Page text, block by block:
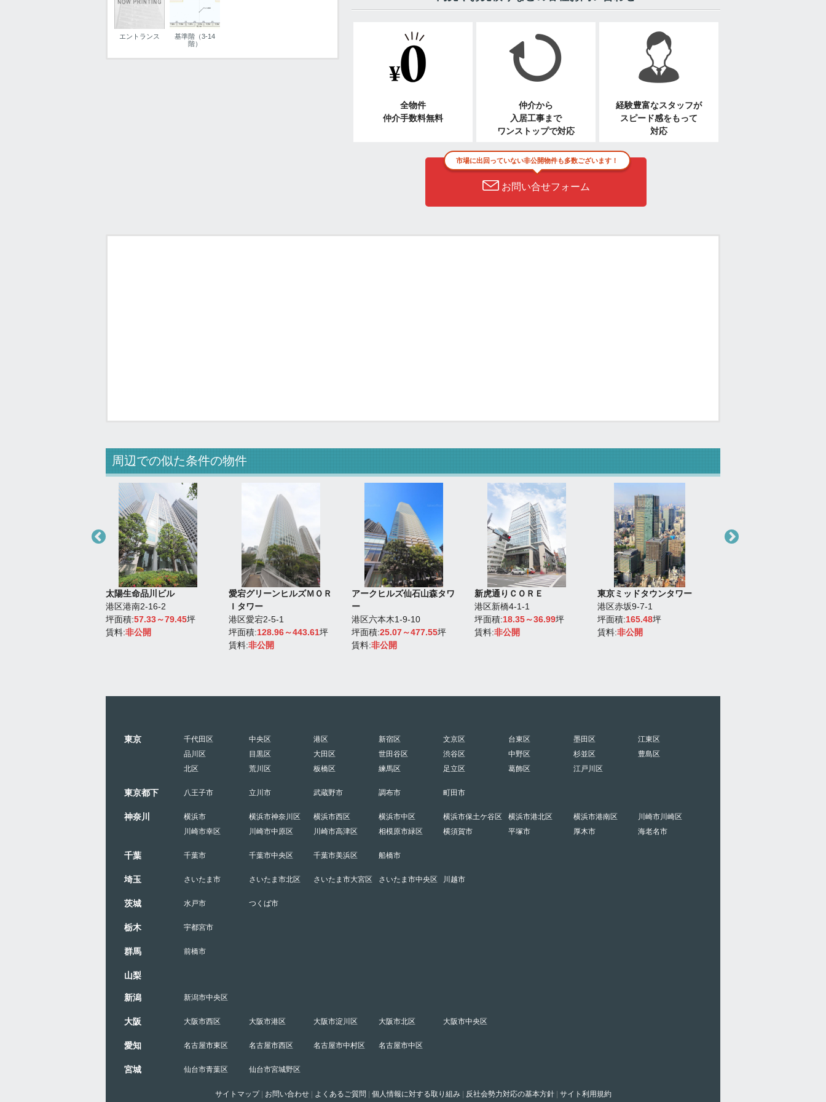
エントランス
基準階（3-14
階）
全物件
仲介手数料無料
仲介から
入居工事まで
ワンストップで対応
経験豊富なスタッフが
スピード感をもって
対応
市場に出回っていない非公開物件も多数ございます！
お問い合せフォーム
周辺での似た条件の物件
太陽生命品川ビル
港区港南2-16-2
坪面積:57.33～79.45坪
賃料:非公開
愛宕グリーンヒルズＭＯＲ
Ｉタワー
港区愛宕2-5-1
坪面積:128.96～443.61坪
賃料:非公開
アークヒルズ仙石山森タワ
ー
港区六本木1-9-10
坪面積:25.07～477.55坪
賃料:非公開
新虎通りＣＯＲＥ
港区新橋4-1-1
坪面積:18.35～36.99坪
賃料:非公開
東京ミッドタウンタワー
港区赤坂9-7-1
坪面積:165.48坪
賃料:非公開
東京 千代田区 中央区 港区 新宿区 文京区 台東区 墨田区
江東区
品川区
目黒区 大田区 世田谷区 渋谷区 中野区 杉並区
豊島区
北区
荒川区 板橋区 練馬区 足立区 葛飾区 江戸川区
東京都下 八王子市 立川市 武蔵野市 調布市 町田市
神奈川 横浜市 横浜市神奈川区 横浜市西区 横浜市中区 横浜市保土ケ谷区 横浜市港北区 横浜市港南区
川崎市川崎区
川崎市幸区
川崎市中原区 川崎市高津区 相模原市緑区 横須賀市 平塚市 厚木市 海老名市
千葉 千葉市 千葉市中央区 千葉市美浜区 船橋市
埼玉 さいたま市 さいたま市北区 さいたま市大宮区 さいたま市中央区 川越市
茨城 水戸市 つくば市
栃木 宇都宮市
群馬 前橋市
山梨
新潟 新潟市中央区
大阪 大阪市西区 大阪市港区 大阪市淀川区 大阪市北区 大阪市中央区
愛知 名古屋市東区 名古屋市西区 名古屋市中村区 名古屋市中区
宮城 仙台市青葉区 仙台市宮城野区
サイトマップ| お問い合わせ| よくあるご質問 個人情報に対する取り組み| 反社会勢力対応の基本方針| サイト利用規約